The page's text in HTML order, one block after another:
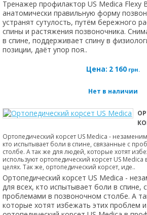
Тренажер профилактор US Medica Flexy
анатомически правильную форму
устранят сутулость, путём бережного
спины и растяжения позвоночника.
в спине, поддерживает спину в
позиции, даёт упор поя..
Цена: 2 160грн.
Нет в наличии
Ортопедический корсет US Medica -
кто испытывает боли в спине, связанные с
столбе. А так же для людей, которые хотят
используют ортопедический корсет US Medica
целях. Так же, ортопедический корсет, иде..
Ортопедический корсет US Medica -
для всех, кто испытывает боли в спине,
проблемами в позвоночном столбе. А
которые хотят избежать этих проблем